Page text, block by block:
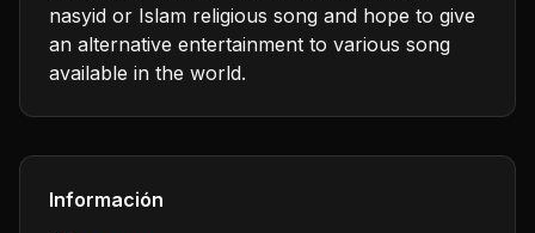
nasyid or Islam religious song and hope to give
an alternative entertainment to various song
available in the world.
Información